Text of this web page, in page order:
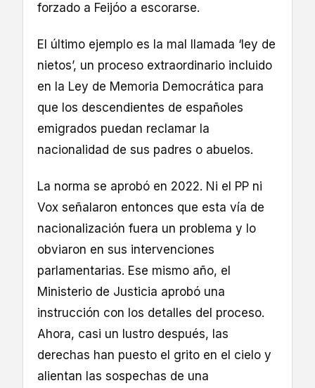
forzado a Feijóo a escorarse.
El último ejemplo es la mal llamada ‘ley de
nietos’, un proceso extraordinario incluido
en la Ley de Memoria Democrática para
que los descendientes de españoles
emigrados puedan reclamar la
nacionalidad de sus padres o abuelos.
La norma se aprobó en 2022. Ni el PP ni
Vox señalaron entonces que esta vía de
nacionalización fuera un problema y lo
obviaron en sus intervenciones
parlamentarias. Ese mismo año, el
Ministerio de Justicia aprobó una
instrucción con los detalles del proceso.
Ahora, casi un lustro después, las
derechas han puesto el grito en el cielo y
alientan las sospechas de una